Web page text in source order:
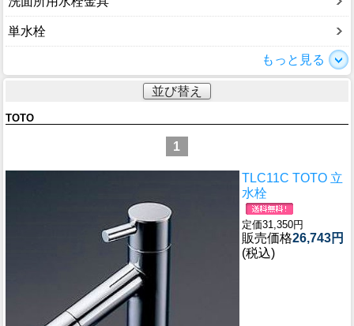
単水栓
もっと見る
並び替え
TOTO
1
TLC11C TOTO 立
水栓
定価31,350円
販売価格26,743円
(税込)